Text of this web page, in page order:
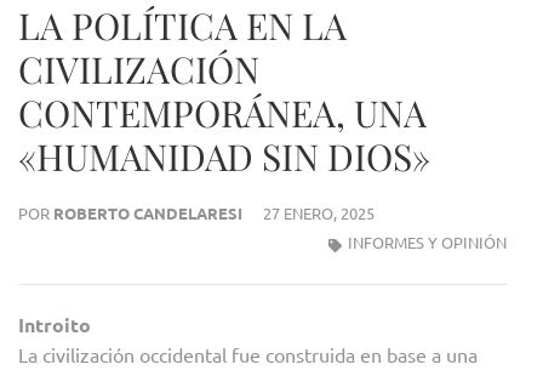
LA POLÍTICA EN LA
CIVILIZACIÓN
CONTEMPORÁNEA, UNA
«HUMANIDAD SIN DIOS»
POR ROBERTO CANDELARESI
27 ENERO, 2025
INFORMES Y OPINIÓN
Introito
La civilización occidental fue construida en base a una